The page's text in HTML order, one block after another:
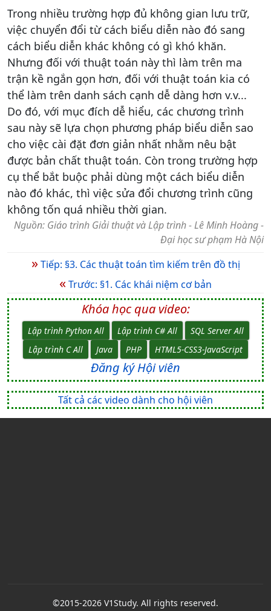
Trong nhiều trường hợp đủ không gian lưu trữ,
việc chuyển đổi từ cách biểu diễn nào đó sang
cách biểu diễn khác không có gì khó khăn.
Nhưng đối với thuật toán này thì làm trên ma
trận kề ngắn gọn hơn, đối với thuật toán kia có
thể làm trên danh sách cạnh dễ dàng hơn v.v...
Do đó, với mục đích dễ hiểu, các chương trình
sau này sẽ lựa chọn phương pháp biểu diễn sao
cho việc cài đặt đơn giản nhất nhằm nêu bật
được bản chất thuật toán. Còn trong trường hợp
cụ thể bắt buộc phải dùng một cách biểu diễn
nào đó khác, thì việc sửa đổi chương trình cũng
không tốn quá nhiều thời gian.
Nguồn: Giáo trình Giải thuật và Lập trình - Lê Minh Hoàng -
Đại học sư phạm Hà Nội
»Tiếp: §3. Các thuật toán tìm kiếm trên đồ thị
«Trước: §1. Các khái niệm cơ bản
Khóa học qua video:
Lập trình Python All Lập trình C# All
SQL Server All
Lập trình C All
Java PHP HTML5-CSS3-JavaScript
Đăng ký Hội viên
Tất cả các video dành cho hội viên
©2015-2026 V1Study. All rights reserved.